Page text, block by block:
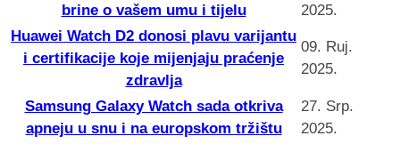
brine o vašem umu i tijelu
2025.
Huawei Watch D2 donosi plavu varijantu
i certifikacije koje mijenjaju praćenje
zdravlja
09. Ruj.
2025.
Samsung Galaxy Watch sada otkriva
apneju u snu i na europskom tržištu
27. Srp.
2025.